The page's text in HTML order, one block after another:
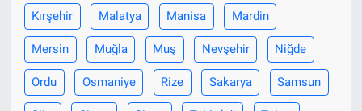
Kırşehir Malatya Manisa Mardin
Mersin Muğla Muş Nevşehir Niğde
Ordu Osmaniye Rize Sakarya Samsun